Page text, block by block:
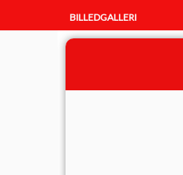
BILLEDGALLERI